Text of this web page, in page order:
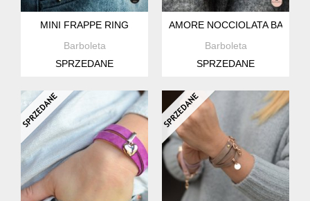
MINI FRAPPE RING
Barboleta
SPRZEDANE
AMORE NOCCIOLATA
Barboleta
SPRZEDANE